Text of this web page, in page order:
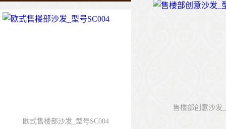
欧式售楼部沙发_型号SC004
售楼部创意沙发